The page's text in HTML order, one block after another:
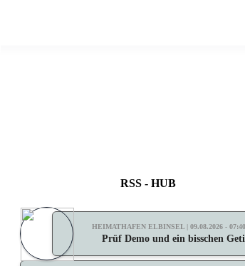
RSS - HUB
HEIMATHAFEN ELBINSEL | 09.08.2026 -
Prüf Demo und ein bisschen